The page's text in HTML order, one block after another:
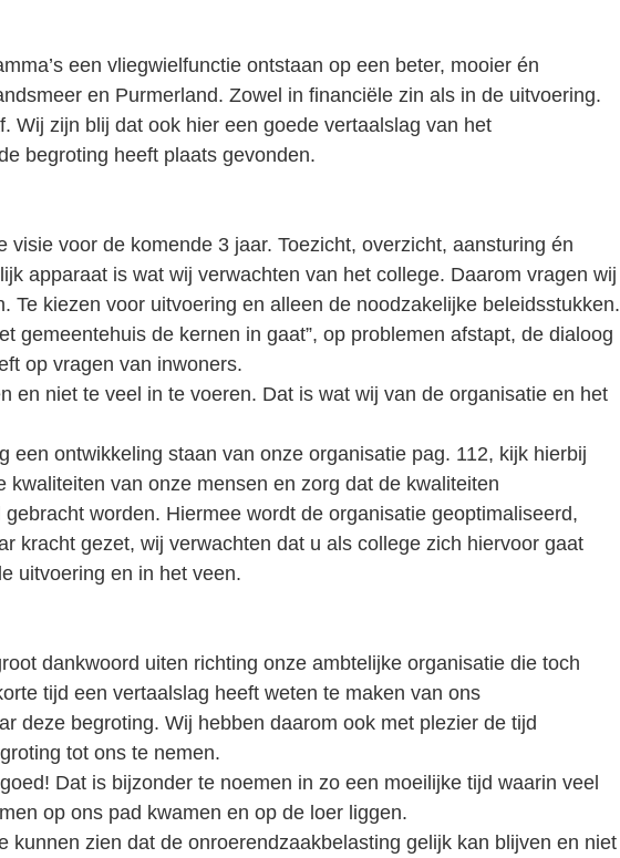
een vliegwielfunctie ontstaan op een beter, mooier én
en Purmerland. Zowel in financiële zin als in de uitvoering.
Wij zijn blij dat ook hier een goede vertaalslag van het
begroting heeft plaats gevonden.
visie voor de komende 3 jaar. Toezicht, overzicht, aansturing én
apparaat is wat wij verwachten van het college. Daarom vragen wij
Te kiezen voor uitvoering en alleen de noodzakelijke beleidsstukken.
gemeentehuis de kernen in gaat”, op problemen afstapt, de dialoog
op vragen van inwoners.
en niet te veel in te voeren. Dat is wat wij van de organisatie en het
een ontwikkeling staan van onze organisatie pag. 112, kijk hierbij
kwaliteiten van onze mensen en zorg dat de kwaliteiten
worden. Hiermee wordt de organisatie geoptimaliseerd,
kracht gezet, wij verwachten dat u als college zich hiervoor gaat
uitvoering en in het veen.
dankwoord uiten richting onze ambtelijke organisatie die toch
tijd een vertaalslag heeft weten te maken van ons
deze begroting. Wij hebben daarom ook met plezier de tijd
tot ons te nemen.
Dat is bijzonder te noemen in zo een moeilijke tijd waarin veel
op ons pad kwamen en op de loer liggen.
kunnen zien dat de onroerendzaakbelasting gelijk kan blijven en niet